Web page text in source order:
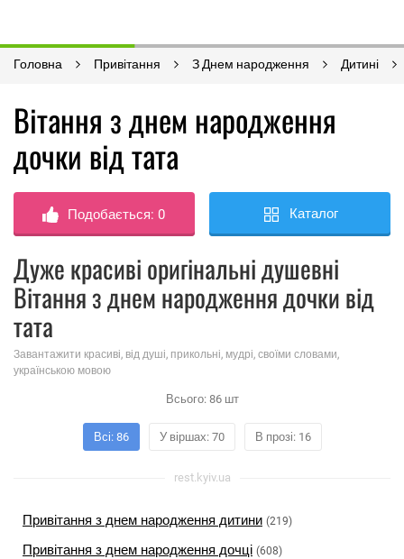
Головна Привітання З Днем народження Дитині
Вітання з днем ​​народження
дочки від тата
Подобається:0 Каталог
Дуже красиві оригінальні душевні
Вітання з днем ​​народження дочки від
тата
Завантажити красиві, від душі, прикольні, мудрі, своїми словами,
українською мовою
Всього: 86шт
Всі: 86 У віршах: 70 В прозі: 16
rest.kyiv.ua
Привітання з днем ​​народження дитини (219)
Привітання з днем ​​народження дочці (608)